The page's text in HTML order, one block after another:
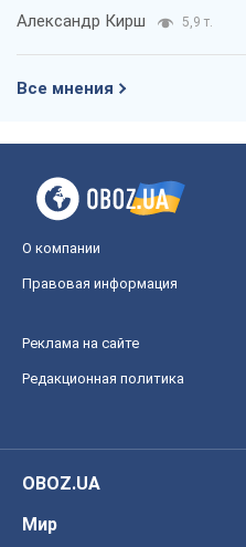
Александр Кирш 5,9 т.
Все мнения
О компании
Правовая информация
Реклама на сайте
Редакционная политика
OBOZ.UA
Мир